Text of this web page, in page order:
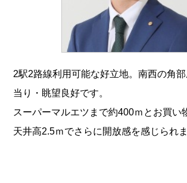
2駅2路線利用可能な好立地。南西の角
当り・眺望良好です。
スーパーマルエツまで約400ｍとお買い
天井高2.5ｍでさらに開放感を感じられま